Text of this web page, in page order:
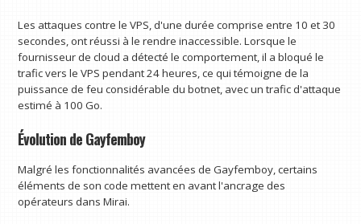
Les attaques contre le VPS, d'une durée comprise entre 10 et 30
secondes, ont réussi à le rendre inaccessible. Lorsque le
fournisseur de cloud a détecté le comportement, il a bloqué le
trafic vers le VPS pendant 24 heures, ce qui témoigne de la
puissance de feu considérable du botnet, avec un trafic d'attaque
estimé à 100 Go.
Évolution de Gayfemboy
Malgré les fonctionnalités avancées de Gayfemboy, certains
éléments de son code mettent en avant l'ancrage des
opérateurs dans Mirai.